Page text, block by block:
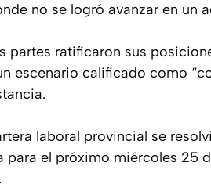
no se logró avanzar en un
partes ratificaron sus
escenario calificado como
laboral provincial se
el próximo miércoles 25